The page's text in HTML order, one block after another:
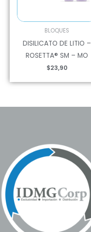
BLOQUES
DISILICATO DE LITIO –
ROSETTA® SM – MO
$23,90